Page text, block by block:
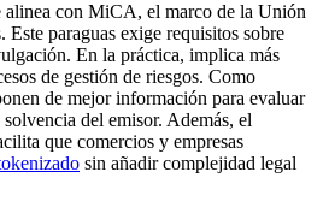
alinea con MiCA, el marco de la Unión
paraguas exige requisitos sobre
En la práctica, implica más
de gestión de riesgos. Como
de mejor información para evaluar
del emisor. Además, el
que comercios y empresas
sin añadir complejidad legal